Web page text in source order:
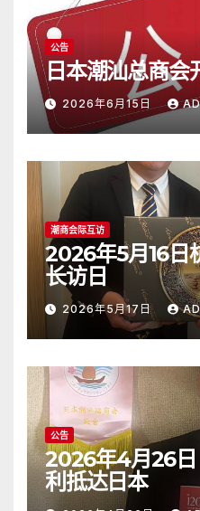
公告
日本潮汕总商会
2026年6月15日
潮商会际互访
2026年5月16日
长访日
2026年5月17日
公告
2026年4月26日
利抵达日本